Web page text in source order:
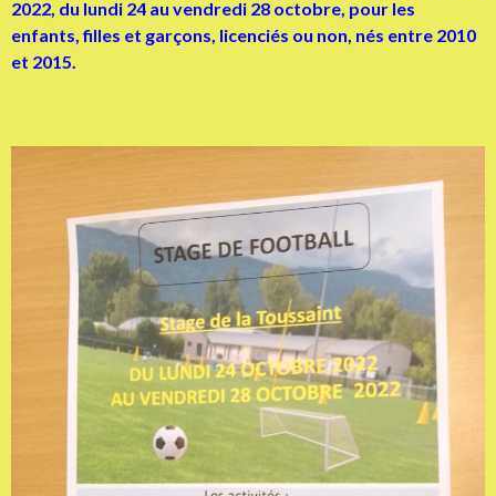
2022, du lundi 24 au vendredi 28 octobre, pour les
enfants, filles et garçons, licenciés ou non, nés entre 2010
et 2015.